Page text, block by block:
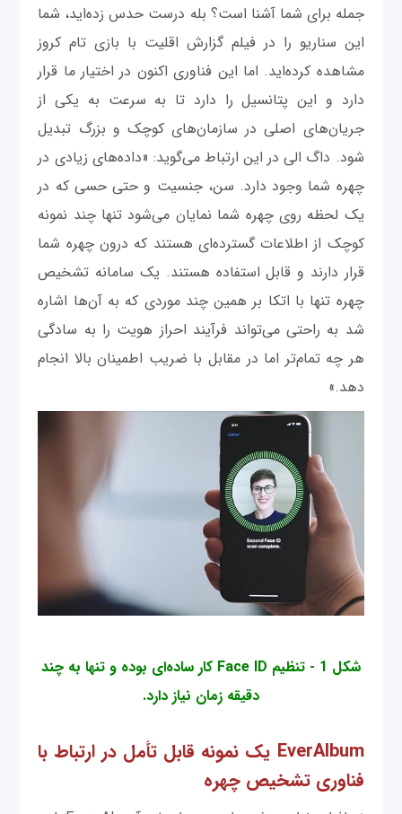
جمله برای شما آشنا است؟ بله درست حدس زده‌اید، شما
این سناریو را در فیلم گزارش اقلیت با بازی تام کروز
مشاهده کرده‌اید. اما این فناوری اکنون در اختیار ما قرار
دارد و این پتانسیل را دارد تا به سرعت به یکی از
جریان‌های اصلی در سازمان‌های کوچک و بزرگ تبدیل
شود. داگ الی در این ارتباط می‌گوید: «داده‌های زیادی در
چهره شما وجود دارد. سن، جنسیت و حتی حسی که در
یک لحظه روی چهره شما نمایان می‌شود تنها چند نمونه
کوچک از اطلاعات گسترده‌ای هستند که درون چهره شما
قرار دارند و قابل استفاده هستند. یک سامانه تشخیص
چهره تنها با اتکا بر همین چند موردی که به آن‌ها اشاره
شد به راحتی می‌تواند فرآیند احراز هویت را به سادگی
هر چه تمام‌تر اما در مقابل با ضریب اطمینان بالا انجام
دهد.»
شکل 1 - تنظیم Face ID کار ساده‌ای بوده و تنها به چند
دقیقه زمان نیاز دارد.
EverAlbum یک نمونه قابل تأمل در ارتباط با
فناوری تشخیص چهره